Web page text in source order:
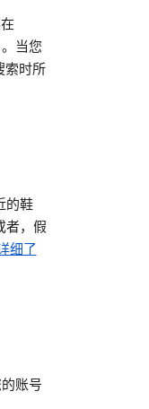
当您
索时所
的鞋
者，假
细了
账号